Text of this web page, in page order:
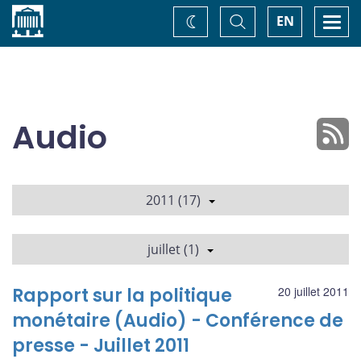
Accueil EN
Basculer
la
recherche
Changez
de
Audio
2011 (17)
juillet (1)
20 juillet 2011
Rapport sur la politique
monétaire (Audio) - Conférence de
presse - Juillet 2011